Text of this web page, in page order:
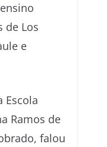
de Los
e
Escola
Ramos de
falou